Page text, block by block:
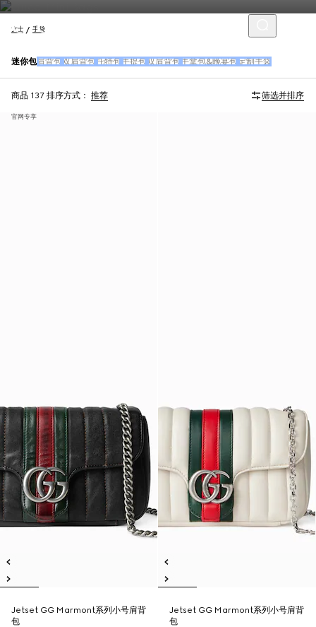
女士 手袋
迷你包肩背包 双肩背包 托特包 手提包 双肩背包 手拿包&晚宴包 定制手袋
商品 137 排序方式： 推荐 筛选并排序
官网专享
Jetset GG Marmont系列小号肩背
包
Jetset GG Marmont系列小号肩背
包